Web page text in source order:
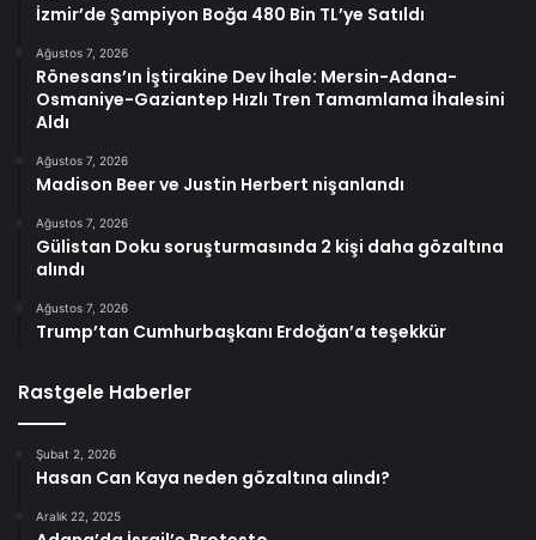
İzmir’de Şampiyon Boğa 480 Bin TL’ye Satıldı
Ağustos 7, 2026
Rönesans’ın İştirakine Dev İhale: Mersin-Adana-
Osmaniye-Gaziantep Hızlı Tren Tamamlama İhalesini
Aldı
Ağustos 7, 2026
Madison Beer ve Justin Herbert nişanlandı
Ağustos 7, 2026
Gülistan Doku soruşturmasında 2 kişi daha gözaltına
alındı
Ağustos 7, 2026
Trump’tan Cumhurbaşkanı Erdoğan’a teşekkür
Rastgele Haberler
Şubat 2, 2026
Hasan Can Kaya neden gözaltına alındı?
Aralık 22, 2025